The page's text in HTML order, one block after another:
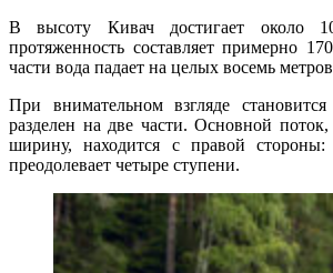
В высоту Кивач достигает около
протяженность составляет примерно
части вода падает на целых восемь
При внимательном взгляде
разделен на две части. Основной
ширину, находится с правой
преодолевает четыре ступени.